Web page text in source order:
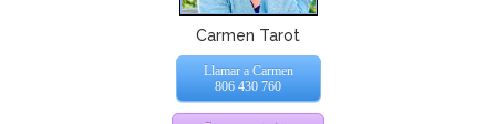
Carmen Tarot
Llamar a Carmen
806 430 760